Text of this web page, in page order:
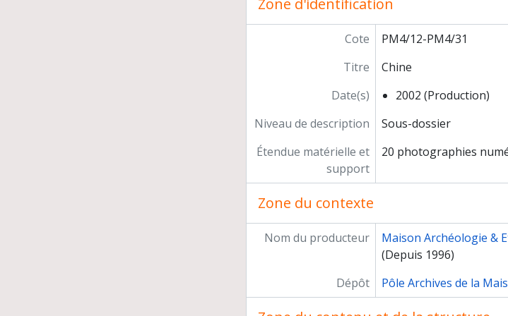
Reconstitution de l'habitat néolithique
Vivre avec les rennes. Adaptations
Hommage à l'hospitalité syrienne
Momies de la Keriya. Découverte de
Prises de vue de matériels
"Dharih" Une étape nabatéenne au
Les écritures cunéiformes et leur
Archives de missions archéologiques
Un parcours océanien en images.
Gontsy (Ukraine), un site à cabanes
Groupe d'Enseignement et de
Itinéraires de Belleville à Djerba de
Agriculture précolombienne dans les
Profils d'objets. Approches
Recherches franco-bulgares sur le
Les carrières de El Ferriol et l'atelier
Le Mexique d'hier et d'aujourd'hui. Le
Zone d'identification
Cote
PM4/12-PM4/31
Titre
Chine
Date(s)
2002 (Production)
Niveau de description
Sous-dossier
Étendue matérielle et
support
20 photographies
Zone du contexte
Nom du producteur
Maison Archéologie &
(Depuis 1996)
Dépôt
Pôle Archives de la